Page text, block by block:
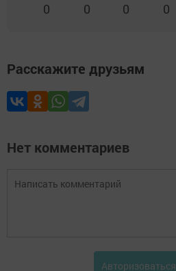
0 0 0 0
Расскажите друзьям
Нет комментариев
Авторизоваться